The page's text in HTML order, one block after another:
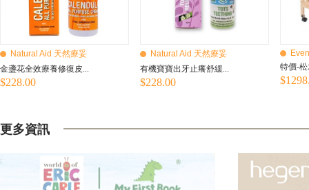
Natural Aid 天然療妥
金盞花全效療養修復皮...
$228.00
Natural Aid 天然療妥
有機寶寶出牙止癢舒緩...
$228.00
特價-
更多資訊